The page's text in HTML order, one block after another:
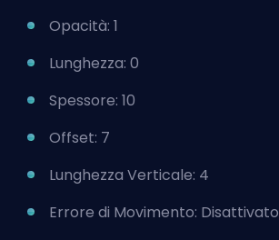
Opacità: 1
Lunghezza: 0
Spessore: 10
Offset: 7
Lunghezza Verticale: 4
Errore di Movimento: Disattivato